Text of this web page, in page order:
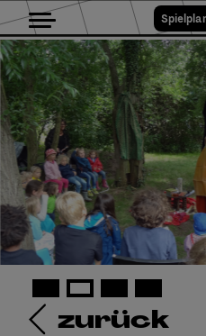
Toggle navigation
zurück